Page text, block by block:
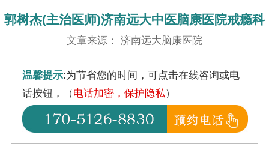
郭树杰(主治医师)济南远大中医脑康医院戒瘾科
文章来源： 济南远大脑康医院
温馨提示:为节省您的时间，可点击在线咨询或电
话按钮，（电话加密，保护隐私）